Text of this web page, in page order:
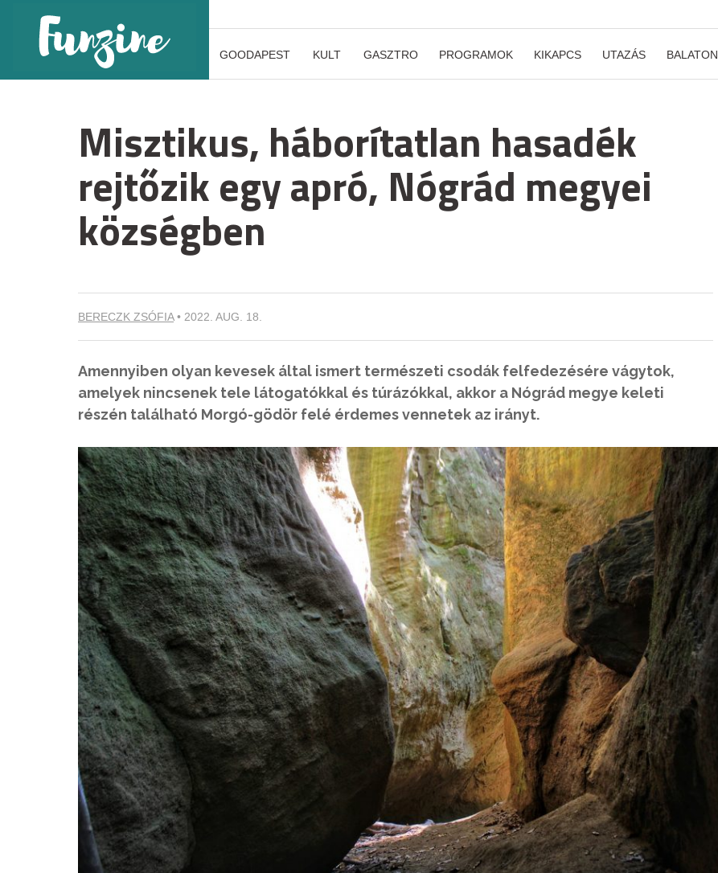
GOODAPEST KULT GASZTRO PROGRAMOK KIKAPCS UTAZÁS BALATON
Misztikus, háborítatlan hasadék
rejtőzik egy apró, Nógrád megyei
községben
BERECZK ZSÓFIA• 2022. AUG. 18.
Amennyiben olyan kevesek által ismert természeti csodák felfedezésére vágytok,
amelyek nincsenek tele látogatókkal és túrázókkal, akkor a Nógrád megye keleti
részén található Morgó-gödör felé érdemes vennetek az irányt.